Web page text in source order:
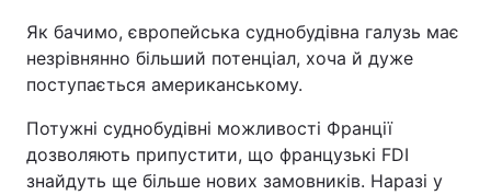
Як бачимо, європейська суднобудівна галузь має
незрівнянно більший потенціал, хоча й дуже
поступається американському.
Потужні суднобудівні можливості Франції
дозволяють припустити, що французькі FDI
знайдуть ще більше нових замовників. Наразі у